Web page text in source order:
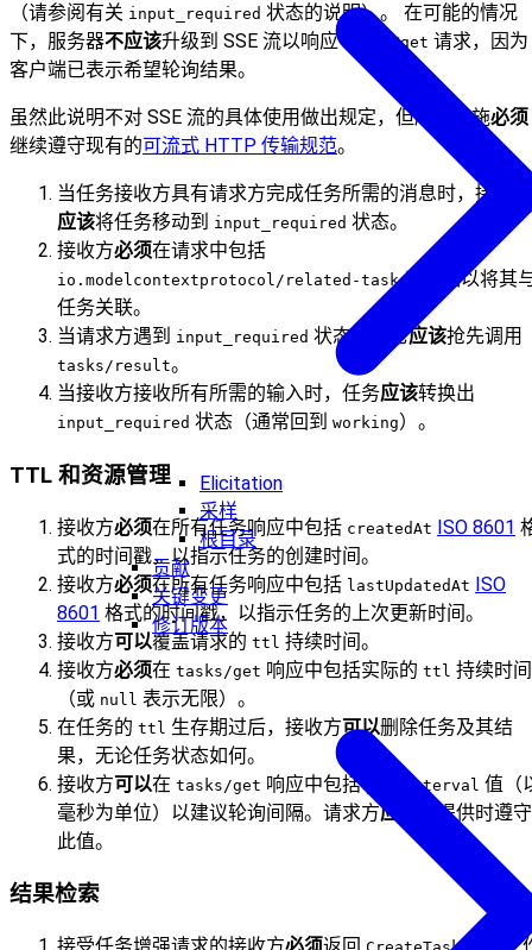
Elicitation
采样
根目录
贡献
关键变更
修订版本
（请参阅有关 input_required 状态的说明）。 在可能的情况
下，服务器不应该升级到 SSE 流以响应 tasks/get 请求，因为
客户端已表示希望轮询结果。
虽然此说明不对 SSE 流的具体使用做出规定，但所有实施必须
继续遵守现有的可流式 HTTP 传输规范。
当任务接收方具有请求方完成任务所需的消息时，接收方
应该将任务移动到 input_required 状态。
接收方必须在请求中包括
io.modelcontextprotocol/related-task元数据以将其
任务关联。
当请求方遇到 input_required 状态时，它应该抢先调用
tasks/result。
当接收方接收所有所需的输入时，任务应该转换出
input_required 状态（通常回到 working）。
TTL 和资源管理
接收方必须在所有任务响应中包括 createdAt ISO 8601
式的时间戳，以指示任务的创建时间。
接收方必须在所有任务响应中包括 lastUpdatedAt ISO
8601 格式的时间戳，以指示任务的上次更新时间。
接收方可以覆盖请求的 ttl 持续时间。
接收方必须在 tasks/get 响应中包括实际的 ttl 持续时间
（或 null 表示无限）。
在任务的 ttl 生存期过后，接收方可以删除任务及其结
果，无论任务状态如何。
接收方可以在 tasks/get 响应中包括 pollInterval 值（
毫秒为单位）以建议轮询间隔。请求方应该
在提供时遵守
此值。
结果检索